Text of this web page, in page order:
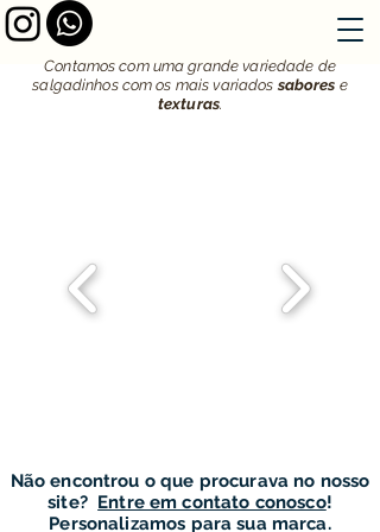
Contamos com uma grande variedade de
salgadinhos com os mais variados sabores e
texturas.
Não encontrou o que procurava no nosso
site? Entre em contato conosco!
Personalizamos para sua marca.